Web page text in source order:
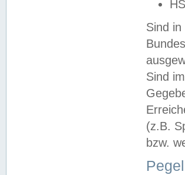
Sind
Sind
(z.B.
bzw.